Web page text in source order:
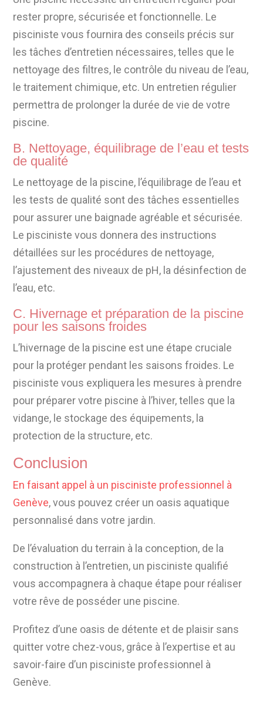
rester propre, sécurisée et fonctionnelle. Le
pisciniste vous fournira des conseils précis sur
les tâches d’entretien nécessaires, telles que le
nettoyage des filtres, le contrôle du niveau de l’eau,
le traitement chimique, etc. Un entretien régulier
permettra de prolonger la durée de vie de votre
piscine.
B. Nettoyage, équilibrage de l’eau et tests
de qualité
Le nettoyage de la piscine, l’équilibrage de l’eau et
les tests de qualité sont des tâches essentielles
pour assurer une baignade agréable et sécurisée.
Le pisciniste vous donnera des instructions
détaillées sur les procédures de nettoyage,
l’ajustement des niveaux de pH, la désinfection de
l’eau, etc.
C. Hivernage et préparation de la piscine
pour les saisons froides
L’hivernage de la piscine est une étape cruciale
pour la protéger pendant les saisons froides. Le
pisciniste vous expliquera les mesures à prendre
pour préparer votre piscine à l’hiver, telles que la
vidange, le stockage des équipements, la
protection de la structure, etc.
Conclusion
En faisant appel à un pisciniste professionnel à
Genève, vous pouvez créer un oasis aquatique
personnalisé dans votre jardin.
De l’évaluation du terrain à la conception, de la
construction à l’entretien, un pisciniste qualifié
vous accompagnera à chaque étape pour réaliser
votre rêve de posséder une piscine.
Profitez d’une oasis de détente et de plaisir sans
quitter votre chez-vous, grâce à l’expertise et au
savoir-faire d’un pisciniste professionnel à
Genève.